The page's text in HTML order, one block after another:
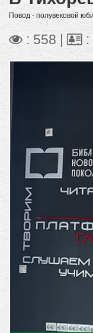
Повод - полувековой
: 558 | :